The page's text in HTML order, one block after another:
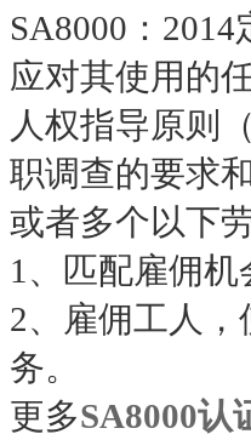
SA8000：
应对其使用的
人权指导原则
职调查的要求
或者多个以下
1、匹配雇佣
2、雇佣工人
务。
更多SA8000认